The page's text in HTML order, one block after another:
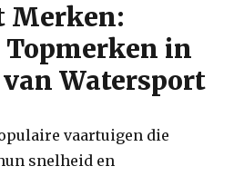
Merken:
Topmerken in
Watersport
vaartuigen die
snelheid en